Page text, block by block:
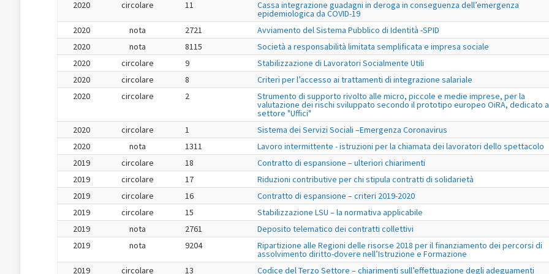
2020 circolare 11 Cassa integrazione guadagni in deroga in conseguenza dell’emergenza
epidemiologica da COVID-19
2020
nota 2721
Avviamento del Sistema Pubblico di Identità -SPID
2020
nota 8115
Società a responsabilità limitata semplificata e impresa sociale
2020
circolare 9
Stabilizzazione di Lavoratori Socialmente Utili
2020
circolare 8
Criteri per l’accesso ai trattamenti di integrazione salariale
2020
circolare 2 Strumento di supporto rivolto alle micro, piccole e medie imprese, per la
valutazione dei rischi sviluppato secondo il prototipo europeo OiRA, dedicato
settore "Uffici"
2020
circolare 1
Sistema dei Servizi Sociali –Emergenza Coronavirus
2020
nota 1311
Lavoro intermittente - istruzioni per la chiamata dei lavoratori dello spettacolo
2019
circolare 18
Contratto di espansione – ulteriori chiarimenti
2019
circolare 17
Riduzioni contributive per chi stipula contratti di solidarietà
2019
circolare 16
Contratto di espansione – criteri 2019-2020
2019
circolare 15
Stabilizzazione LSU – la normativa applicabile
2019
nota 2761
Deposito telematico dei contratti collettivi
2019
nota 9204 Ripartizione alle Regioni delle risorse 2018 per il finanziamento dei percorsi di
assolvimento diritto-dovere nell’Istruzione e Formazione
2019
circolare 13 Codice del Terzo Settore – chiarimenti sull’effettuazione degli adeguamenti